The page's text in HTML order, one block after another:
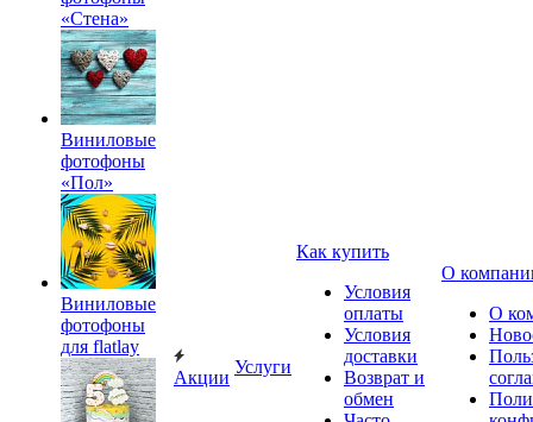
«Стена»
Виниловые
фотофоны
«Пол»
Виниловые
фотофоны
для flatlay
Акции
Услуги
Как купить
Условия
оплаты
Условия
доставки
Возврат и
обмен
О
О